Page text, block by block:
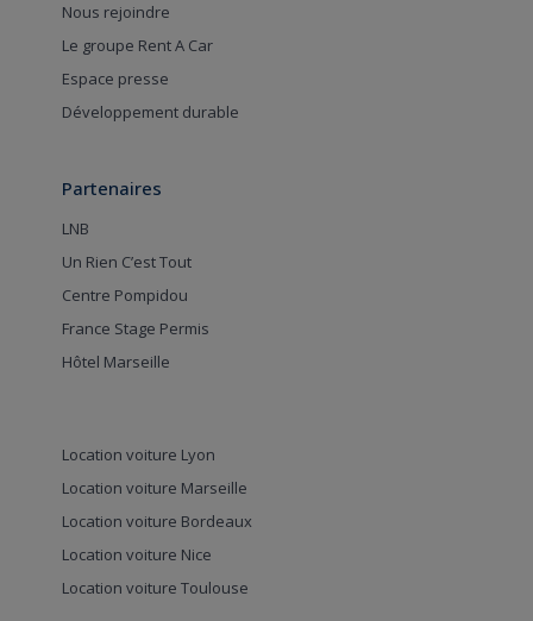
Nous rejoindre
Le groupe Rent A Car
Espace presse
Développement durable
Partenaires
LNB
Un Rien C’est Tout
Centre Pompidou
France Stage Permis
Hôtel Marseille
Location voiture Lyon
Location voiture Marseille
Location voiture Bordeaux
Location voiture Nice
Location voiture Toulouse